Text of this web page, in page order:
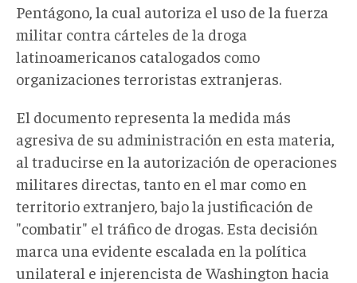
Pentágono, la cual autoriza el uso de la fuerza
militar contra cárteles de la droga
latinoamericanos catalogados como
organizaciones terroristas extranjeras.
El documento representa la medida más
agresiva de su administración en esta materia,
al traducirse en la autorización de operaciones
militares directas, tanto en el mar como en
territorio extranjero, bajo la justificación de
"combatir" el tráfico de drogas. Esta decisión
marca una evidente escalada en la política
unilateral e injerencista de Washington hacia